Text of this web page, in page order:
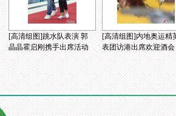
[高清组图]跳水队表演 郭
晶晶霍启刚携手出席活动
[高清组图]内地奥运精
表团访港出席欢迎酒会